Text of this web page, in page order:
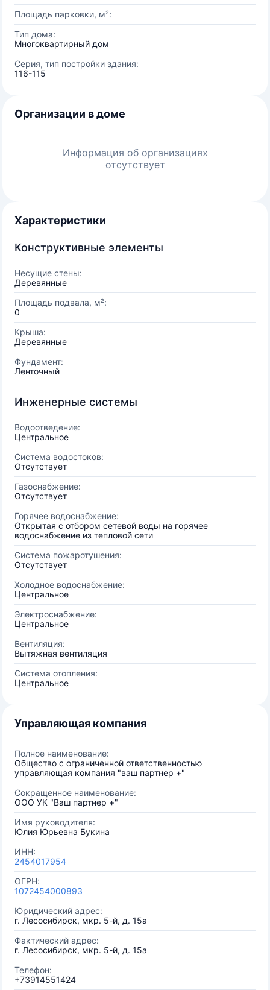
Площадь парковки, м²:
Тип дома:
Многоквартирный дом
Серия, тип постройки здания:
116-115
Организации в доме
Информация об организациях
отсутствует
Характеристики
Конструктивные элементы
Несущие стены:
Деревянные
Площадь подвала, м²:
0
Крыша:
Деревянные
Фундамент:
Ленточный
Инженерные системы
Водоотведение:
Центральное
Система водостоков:
Отсутствует
Газоснабжение:
Отсутствует
Горячее водоснабжение:
Открытая с отбором сетевой воды на горячее
водоснабжение из тепловой сети
Система пожаротушения:
Отсутствует
Холодное водоснабжение:
Центральное
Электроснабжение:
Центральное
Вентиляция:
Вытяжная вентиляция
Система отопления:
Центральное
Управляющая компания
Полное наименование:
Общество с ограниченной ответственностью
управляющая компания "ваш партнер +"
Сокращенное наименование:
ООО УК "Ваш партнер +"
Имя руководителя:
Юлия Юрьевна Букина
ИНН:
2454017954
ОГРН:
1072454000893
Юридический адрес:
г. Лесосибирск, мкр. 5-й, д. 15а
Фактический адрес:
г. Лесосибирск, мкр. 5-й, д. 15а
Телефон:
+73914551424